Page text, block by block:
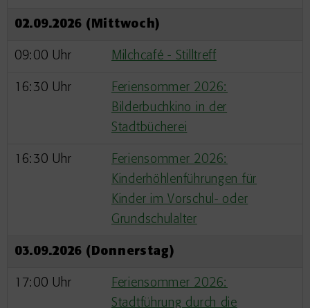
02.09.2026 (Mittwoch)
09:00 Uhr Milchcafé - Stilltreff
16:30 Uhr
Feriensommer 2026:
Bilderbuchkino in der
Stadtbücherei
16:30 Uhr
Feriensommer 2026:
Kinderhöhlenführungen für
Kinder im Vorschul- oder
Grundschulalter
03.09.2026 (Donnerstag)
17:00 Uhr
Feriensommer 2026:
Stadtführung durch die